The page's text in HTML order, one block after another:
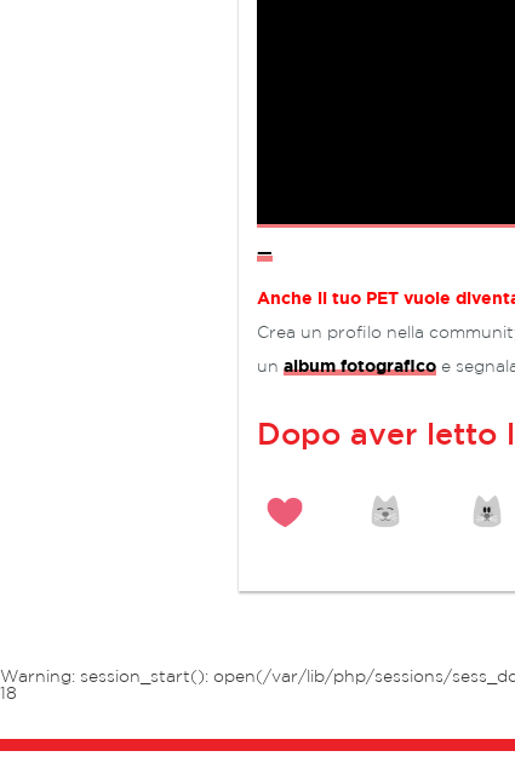
—
Anche il tuo PET vuole
Crea un profilo nella
un album fotografico e
Dopo aver letto
Warning: session_start(): open(/var/lib/php/sessions/
18